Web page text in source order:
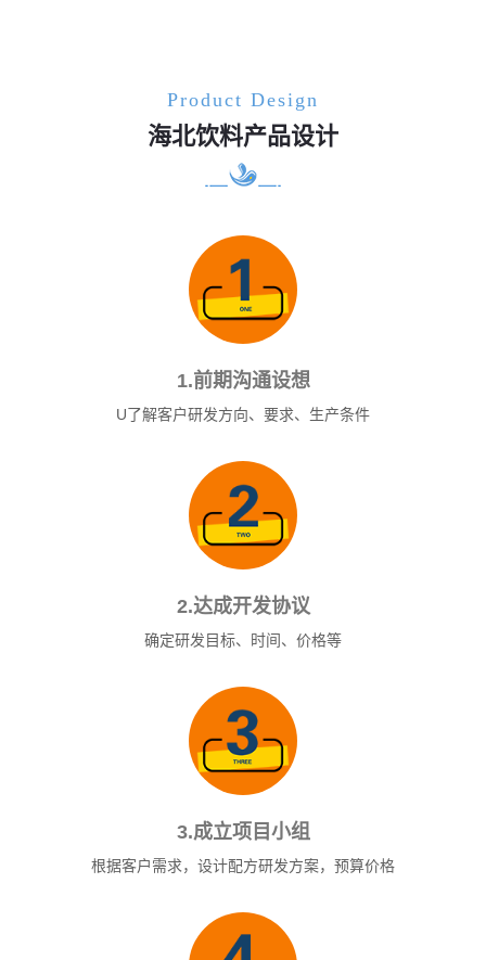
Product Design
海北饮料产品设计
1.前期沟通设想
U了解客户研发方向、要求、生产条件
2.达成开发协议
确定研发目标、时间、价格等
3.成立项目小组
根据客户需求，设计配方研发方案，预算价格